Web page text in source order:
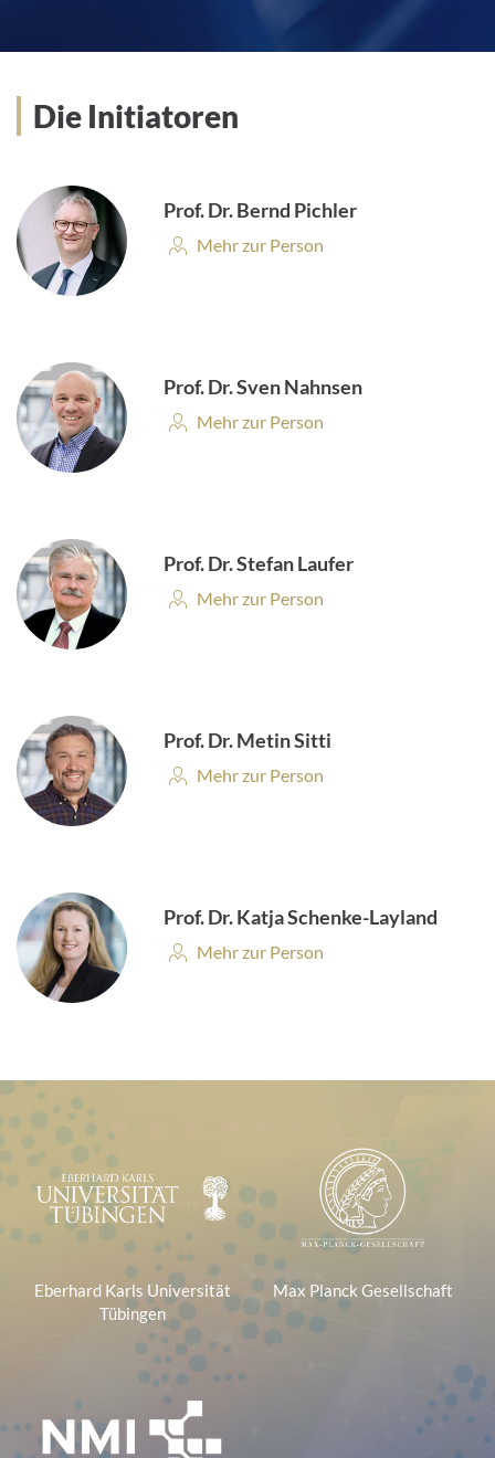
Die Initiatoren
Prof. Dr. Bernd Pichler
Personenprofil:
Mehr zur Person
Prof. Dr. Sven Nahnsen
Personenprofil:
Mehr zur Person
Prof. Dr. Stefan Laufer
Personenprofil:
Mehr zur Person
Prof. Dr. Metin Sitti
Personenprofil:
Mehr zur Person
Prof. Dr. Katja Schenke-Layland
Personenprofil:
Mehr zur Person
Logoleiste
Eberhard Karls Universität
Tübingen
Max Planck Gesellschaft